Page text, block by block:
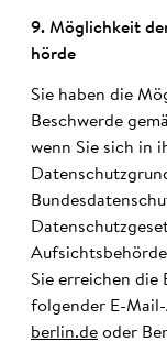
9. Möglich­keit
hörde
Sie haben die
Beschwerde
wenn Sie sich in
Sie erreichen die
folgender E-
berlin.de oder